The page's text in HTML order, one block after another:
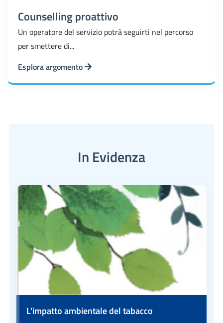
Counselling proattivo
Un operatore del servizio potrà seguirti nel percorso
per smettere di...
Esplora argomento
In Evidenza
L'impatto ambientale del tabacco